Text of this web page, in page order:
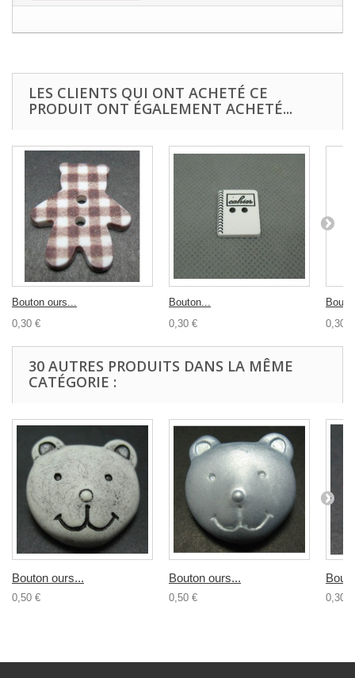
LES CLIENTS QUI ONT ACHETÉ CE
PRODUIT ONT ÉGALEMENT ACHETÉ...
Bouton ours...
0,30 €
Bouton...
0,30 €
0,30 €
30 AUTRES PRODUITS DANS LA MÊME
CATÉGORIE :
Bouton ours...
0,50 €
Bouton ours...
0,50 € 0,30 €